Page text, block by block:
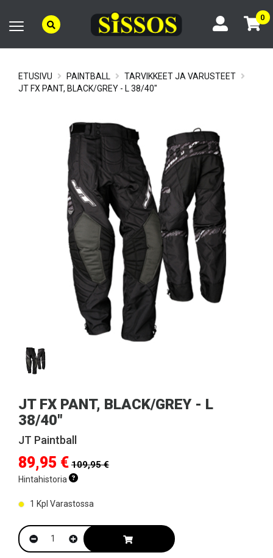
0
ETUSIVU PAINTBALL
TARVIKKEET JA VARUSTEET
JT FX PANT, BLACK/GREY - L 38/40"
JT FX PANT, BLACK/GREY - L
38/40"
JT Paintball
89,95 € 109,95 €
Hintahistoria
1 Kpl Varastossa